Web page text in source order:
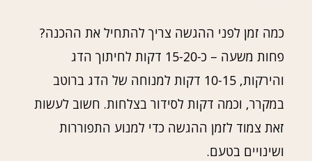
כמה זמן לפני ההגשה צריך להתחיל את ההכנה?
פחות משעה – כ-15-20 דקות לחיתוך הדג
והירקות, 10-15 דקות למנוחה של הדג ברוטב
במקרר, וכמה דקות לסידור בצלחות. חשוב לעשות
זאת צמוד לזמן ההגשה כדי למנוע התפוררות
ושינויים בטעם.